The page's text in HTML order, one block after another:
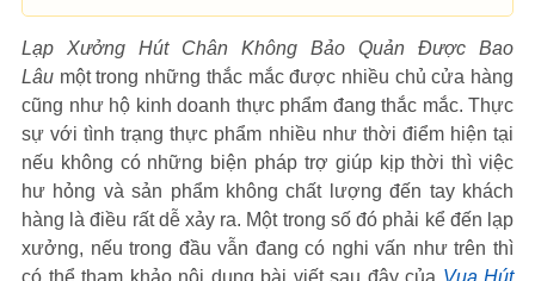
Lạp Xưởng Hút Chân Không Bảo Quản Được Bao
Lâu một trong những thắc mắc được nhiều chủ cửa hàng
cũng như hộ kinh doanh thực phẩm đang thắc mắc. Thực
sự với tình trạng thực phẩm nhiều như thời điểm hiện tại
nếu không có những biện pháp trợ giúp kịp thời thì việc
hư hỏng và sản phẩm không chất lượng đến tay khách
hàng là điều rất dễ xảy ra. Một trong số đó phải kể đến lạp
xưởng, nếu trong đầu vẫn đang có nghi vấn như trên thì
có thể tham khảo nội dung bài viết sau đây của Vua Hút